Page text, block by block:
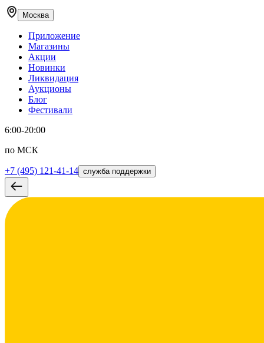
Москва
Приложение
Магазины
Акции
Новинки
Ликвидация
Аукционы
Блог
Фестивали
6:00-20:00
по МСК
+7 (495) 121-41-14 служба поддержки